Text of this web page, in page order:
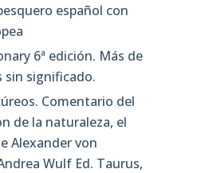
español con
6ª edición. Más de
sin significado.
Comentario del
de la naturaleza, el
Alexander von
Wulf Ed. Taurus,